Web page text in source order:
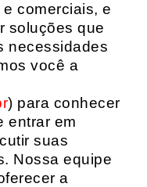
comerciais, e
soluções que
necessidades
você a
) para conhecer
entrar em
suas
Nossa equipe
a